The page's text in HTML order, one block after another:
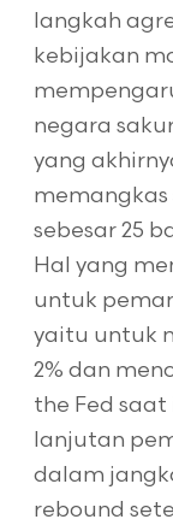
langkah
kebijakan
negara
yang
memangkas
sebesar 25
Hal yang
untuk
yaitu untuk
2% dan
the Fed
lanjutan
dalam
rebound